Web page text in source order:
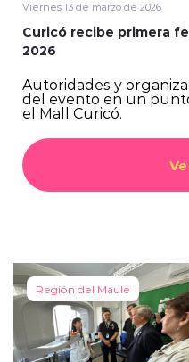
Viernes 13 de marzo de 2026
Curicó recibe primera
2026
Autoridades y
del evento en un
el Mall Curicó.
Región del Maule